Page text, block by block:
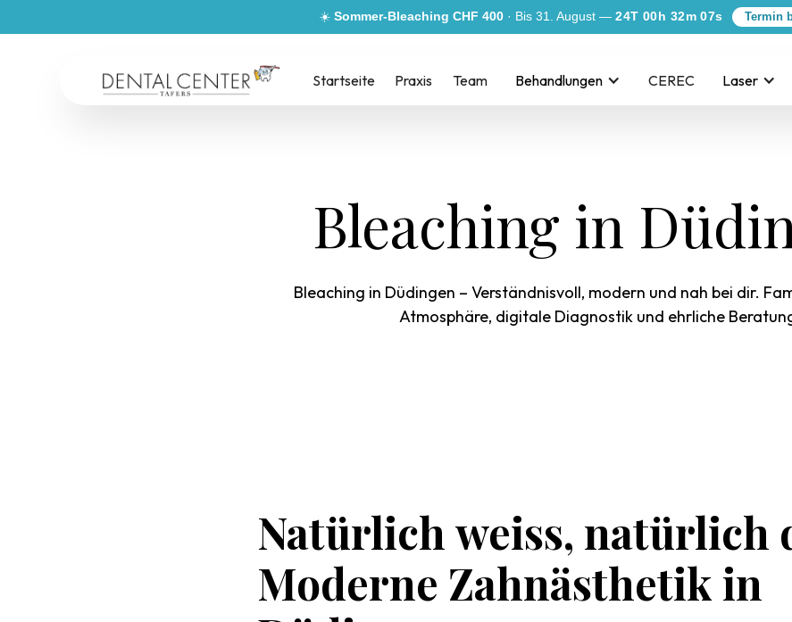
☀️Sommer-Bleaching CHF 400 · Bis 31. August —24T 00h 32m 06s Termin
Startseite Praxis Team Behandlungen CEREC Laser
Bleaching in
Bleaching in Düdingen – Verständnisvoll, modern und nah bei dir.
Atmosphäre, digitale Diagnostik und ehrliche
Natürlich weiss, natürlich
Moderne Zahnästhetik in